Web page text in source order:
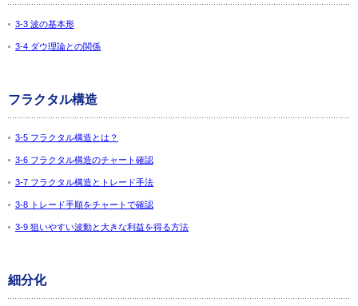
3-3 波の基本形
3-4 ダウ理論との関係
フラクタル構造
3-5 フラクタル構造とは？
3-6 フラクタル構造のチャート確認
3-7 フラクタル構造とトレード手法
3-8 トレード手順をチャートで確認
3-9 狙いやすい波動と大きな利益を得る方法
細分化